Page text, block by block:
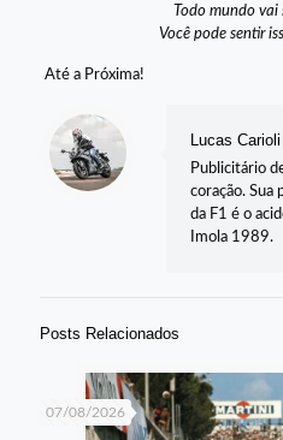
Todo mundo vai
Você pode sentir
Até a Próxima!
Lucas Carioli
Publicitário
coração. Sua
da F1 é o
Imola 1989.
Posts Relacionados
07/08/2026